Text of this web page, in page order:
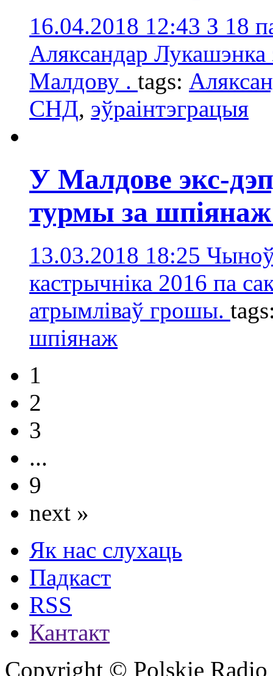
16.04.2018 12:43 З 18
Аляксандар
Малдову . tags:
СНД, эўраінтэграцыя
У Малдове экс-
турмы за
13.03.2018 18:25
кастрычніка 2016 па
атрымліваў грошы.
шпіянаж
1
2
3
...
9
next »
Як нас слухаць
Падкаст
RSS
Кантакт
Copyright © Polskie